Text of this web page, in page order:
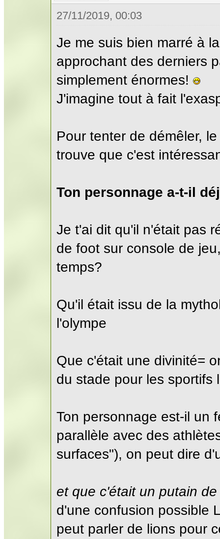
27/11/2019, 00:03
Je me suis bien marré à
approchant des derniers
simplement énormes!
J'imagine tout à fait
Pour tenter de démêler,
trouve que c'est
Ton personnage a-t-il
Je t'ai dit qu'il n'était pas
de foot sur console de
temps?
Qu'il était issu de la
l'olympe
Que c'était une divinité=
du stade pour les sportifs
Ton personnage est-il un
parallèle avec des
surfaces"), on peut dire
et que c'était un putain
d'une confusion possible
peut parler de lions pour